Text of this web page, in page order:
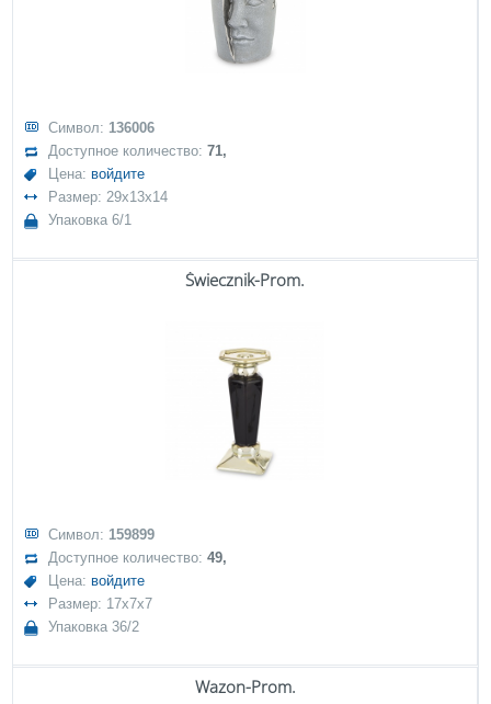
Символ: 136006
Доступное количество:71,
Цена: войдите
Размер: 29x13x14
Упаковка 6/1
Świecznik-Prom.
Символ: 159899
Доступное количество:49,
Цена: войдите
Размер: 17x7x7
Упаковка 36/2
Wazon-Prom.